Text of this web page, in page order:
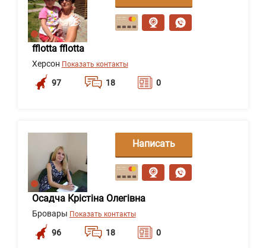
fflotta fflotta
Херсон Показать контакты
97 18 0
сообщение
Осадча Крістіна Олегівна
Бровары Показать контакты
96 18 0
Написать
сообщение